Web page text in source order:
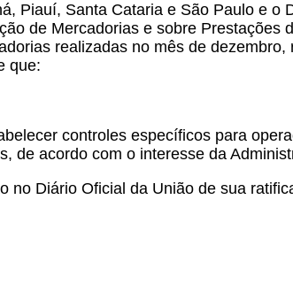
Piauí, Santa Cataria e São Paulo e o
de Mercadorias e sobre Prestações
realizadas no mês de
que:
controles específicos para
de acordo com o interesse da
no Diário Oficial da União de sua